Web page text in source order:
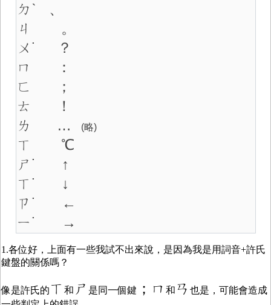
ㄉˋ 、
ㄐ 。
ㄨ˙ ？
ㄇ ：
ㄈ ；
ㄊ ！
ㄌ …
(略)
ㄒ ℃
ㄕ˙ ↑
ㄒ˙ ↓
ㄗ˙ ←
ㄧ˙ →
1.各位好，上面有一些我試不出來說，是因為我是用詞音+許氏
鍵盤的關係嗎？
像是許氏的 ㄒ 和 ㄕ 是同一個鍵 ；ㄇ 和 ㄢ 也是，可能會造成